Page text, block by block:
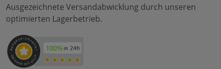
Ausgezeichnete Versandabwicklung durch unseren
optimierten Lagerbetrieb.